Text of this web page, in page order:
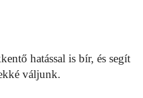
hatással is bír, és segít
váljunk.